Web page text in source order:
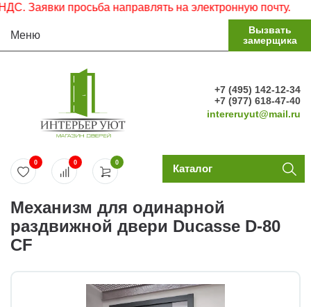
просьба направлять на электронную почту.
Меню
Вызвать
замерщика
+7 (495) 142-12-34
+7 (977) 618-47-40
intereruyut@mail.ru
0
0 0 Каталог
Механизм для одинарной
раздвижной двери Ducasse D-80
CF